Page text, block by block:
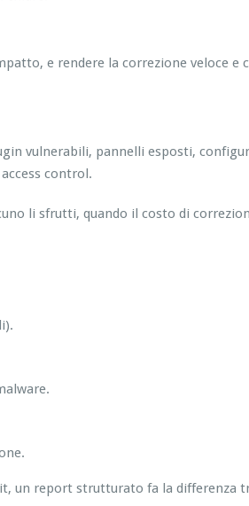
e rendere la correzione veloce e
vulnerabili, pannelli esposti,
control.
li sfrutti, quando il costo di
un report strutturato fa la differenza